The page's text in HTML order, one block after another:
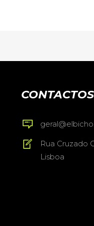
CONTACTOS
Rua Cruzado
Lisboa